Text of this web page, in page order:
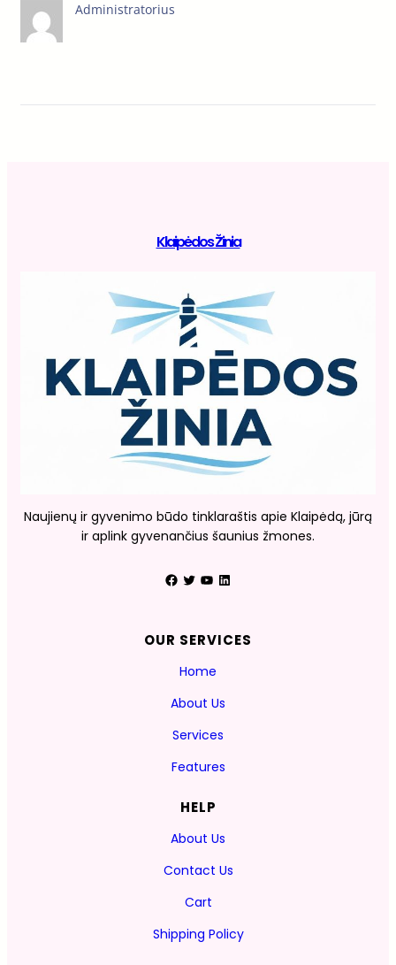
Administratorius
Klaipėdos Žinia
Naujienų ir gyvenimo būdo tinklaraštis apie Klaipėdą, jūrą
ir aplink gyvenančius šaunius žmones.
Facebook Twitter YouTube LinkedIn
OUR SERVICES
Home
About Us
Services
Features
HELP
About Us
Contact Us
Cart
Shipping Policy